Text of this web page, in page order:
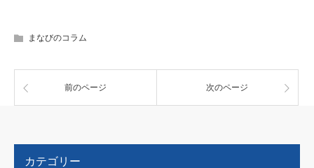
まなびのコラム
前のページ 次のページ
カテゴリー